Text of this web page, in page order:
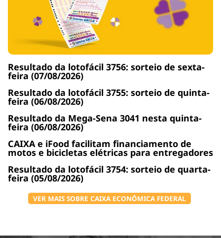
Resultado da lotofácil 3756: sorteio de sexta-
feira (07/08/2026)
Resultado da lotofácil 3755: sorteio de quinta-
feira (06/08/2026)
Resultado da Mega-Sena 3041 nesta quinta-
feira (06/08/2026)
CAIXA e iFood facilitam financiamento de
motos e bicicletas elétricas para entregadores
Resultado da lotofácil 3754: sorteio de quarta-
feira (05/08/2026)
VER MAIS SOBRE CAIXA ECONÔMICA FEDERAL